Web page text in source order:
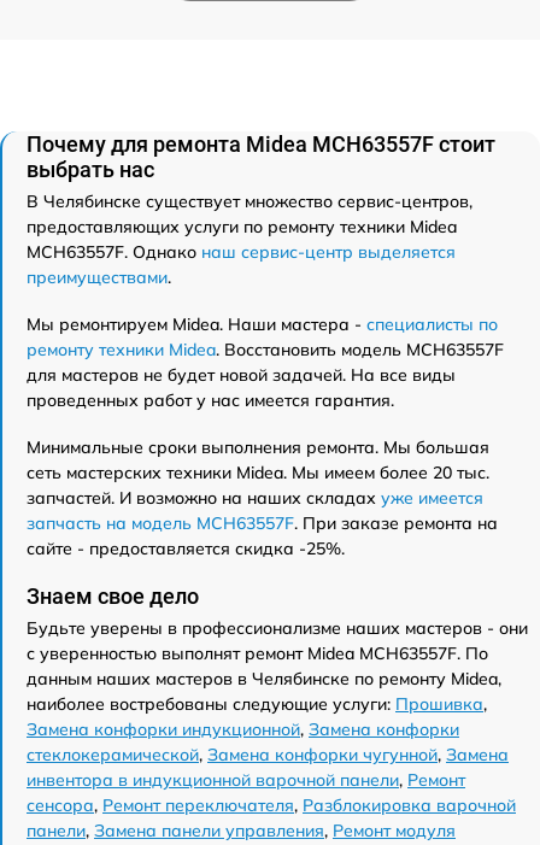
Почему для ремонта Midea MCH63557F стоит
выбрать нас
В Челябинске существует множество сервис-центров,
предоставляющих услуги по ремонту техники Midea
MCH63557F. Однако наш сервис-центр выделяется
преимуществами.
Мы ремонтируем Midea. Наши мастера - специалисты по
ремонту техники Midea. Восстановить модель MCH63557F
для мастеров не будет новой задачей. На все виды
проведенных работ у нас имеется гарантия.
Минимальные сроки выполнения ремонта. Мы большая
сеть мастерских техники Midea. Мы имеем более 20 тыс.
запчастей. И возможно на наших складах уже имеется
запчасть на модель MCH63557F. При заказе ремонта на
сайте - предоставляется скидка -25%.
Знаем свое дело
Будьте уверены в профессионализме наших мастеров - они
с уверенностью выполнят ремонт Midea MCH63557F. По
данным наших мастеров в Челябинске по ремонту Midea,
наиболее востребованы следующие услуги: Прошивка,
Замена конфорки индукционной, Замена конфорки
стеклокерамической, Замена конфорки чугунной, Замена
инвентора в индукционной варочной панели, Ремонт
сенсора, Ремонт переключателя, Разблокировка варочной
панели, Замена панели управления, Ремонт модуля